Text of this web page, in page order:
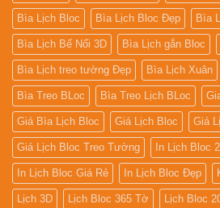
Bìa Lịch Bloc Bìa Lịch Bloc Đẹp Bìa
Bìa Lịch Bế Nổi 3D Bìa Lịch gắn Bloc
Bìa Lịch treo tường Đẹp Bìa Lịch Xuân
Bìa Treo BLoc Bìa Treo Lịch BLoc
Giá Bìa Lịch Bloc Giá Lịch Bloc Giá
Giá Lịch Bloc Treo Tường In Lịch Bloc
In Lịch Bloc Giá Rẻ In Lịch Bloc Đẹp
Lịch 3D Lịch Bloc 365 Tờ Lịch Bloc